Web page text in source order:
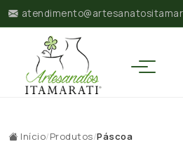
Início/Produtos/Páscoa